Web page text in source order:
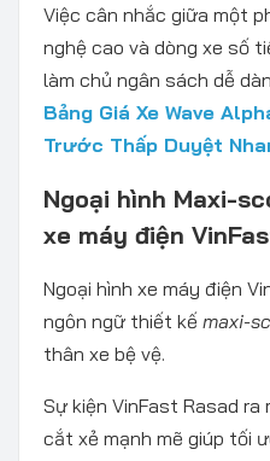
Việc cân nhắc giữa một
nghệ cao và dòng xe số
làm chủ ngân sách dễ
Bảng Giá Xe Wave
Trước Thấp Duyệt
Ngoại hình Maxi-
xe máy điện
Ngoại hình xe máy điện
ngôn ngữ thiết kế maxi-
thân xe bệ vệ.
Sự kiện VinFast Rasad
cắt xẻ mạnh mẽ giúp tối